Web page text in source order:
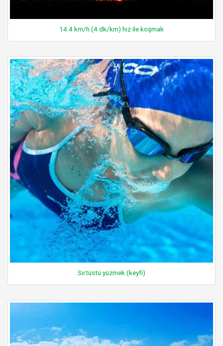
14.4 km/h (4 dk/km) hız ile koşmak
Sırtüstü yüzmek (keyfi)